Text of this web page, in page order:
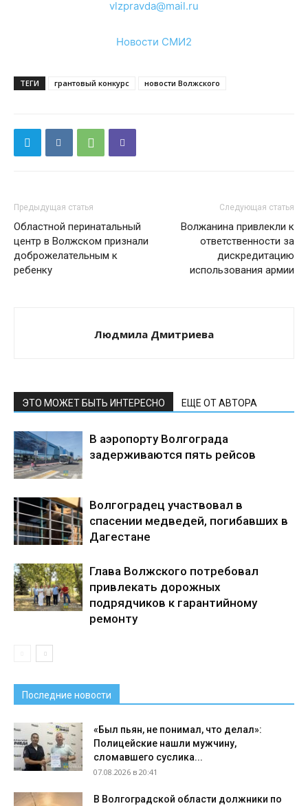
vlzpravda@mail.ru
Новости СМИ2
ТЕГИ грантовый конкурс новости Волжского
Предыдущая статья
Областной перинатальный
центр в Волжском признали
доброжелательным к
ребенку
Следующая статья
Волжанина привлекли к
ответственности за
дискредитацию
использования армии
Людмила Дмитриева
ЭТО МОЖЕТ БЫТЬ ИНТЕРЕСНО ЕЩЕ ОТ АВТОРА
В аэропорту Волгограда
задерживаются пять рейсов
Волгоградец участвовал в
спасении медведей, погибавших в
Дагестане
Глава Волжского потребовал
привлекать дорожных
подрядчиков к гарантийному
ремонту
Последние новости
«Был пьян, не понимал, что делал»:
Полицейские нашли мужчину,
сломавшего суслика...
07.08.2026 в 20:41
В Волгоградской области должники по